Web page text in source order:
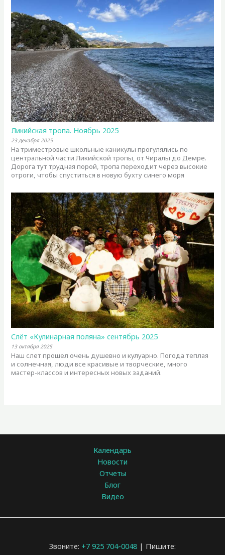
Ликийская тропа. Ноябрь 2025
23 декабря 2025
На триместровые школьные каникулы прогулялись по
центральной части Ликийской тропы, от Чиралы до Демре.
Дорога тут трудная порой, тропа переходит через высокие
отроги, чтобы спуститься в новую бухту синего моря
Слёт «Кулинарная поляна» сентябрь 2025
13 октября 2025
Наш слет прошел очень душевно и кулуарно. Погода теплая
и солнечная, люди все красивые и творческие, много
мастер-классов и интересных новых заданий.
Календарь
Новости
Отчеты
Блог
Видео
Звоните: +7 925 704-0048 | Пишите: